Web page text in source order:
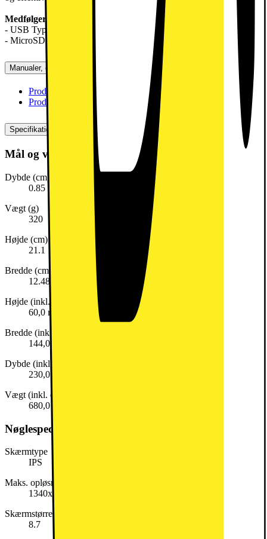
Medfølger i pakken:
- USB Type-C 2.0 opladningskabel
- MicroSD-skuffe
Manualer, downloads, garanti og support
Produktdatablad (engelsk)
Produktdatablad (dansk)
Specifikationer
Mål og vægt
Dybde (cm)
0.85
Vægt (g)
320
Højde (cm)
21.1
Bredde (cm)
12.48
Højde (inkl. emballage)
60,0 mm
Bredde (inkl. emballage)
144,0 mm
Dybde (inkl. emballage)
230,0 mm
Vægt (inkl. emballage)
680,0 g
Nøglespecifikation
Skærmtype
IPS
Maks. opløsning
1340x800
Skærmstørrelse (tommer)
8.7